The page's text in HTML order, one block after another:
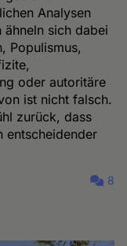
Analysen
sich dabei
Populismus,
oder autoritäre
ist nicht falsch.
zurück, dass
entscheidender
8